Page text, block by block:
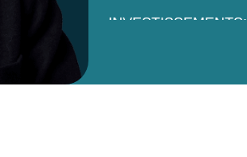
INVESTISSEMENTS: